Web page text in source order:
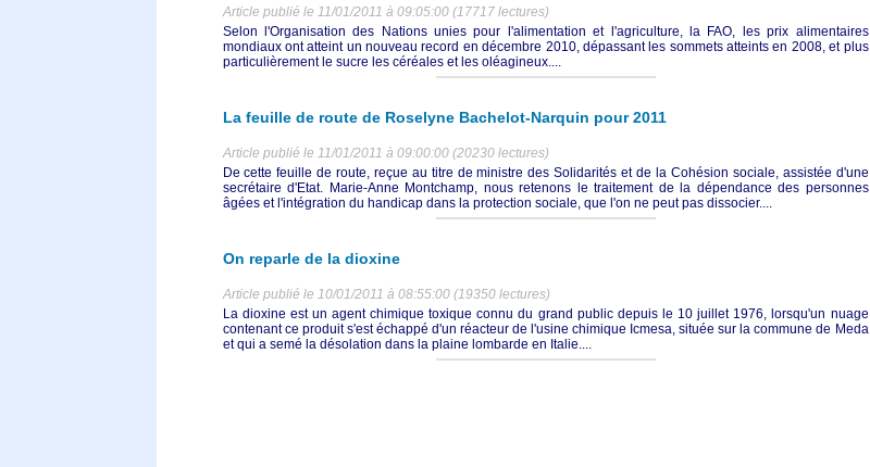
Article publié le 11/01/2011 à 09:05:00 (17717 lectures)
Selon l'Organisation des Nations unies pour l'alimentation et l'agriculture, la FAO, les prix alimentaires
mondiaux ont atteint un nouveau record en décembre 2010, dépassant les sommets atteints en 2008, et plus
particulièrement le sucre les céréales et les oléagineux....
La feuille de route de Roselyne Bachelot-Narquin pour 2011
Article publié le 11/01/2011 à 09:00:00 (20230 lectures)
De cette feuille de route, reçue au titre de ministre des Solidarités et de la Cohésion sociale, assistée d'une
secrétaire d'Etat. Marie-Anne Montchamp, nous retenons le traitement de la dépendance des personnes
âgées et l'intégration du handicap dans la protection sociale, que l'on ne peut pas dissocier....
On reparle de la dioxine
Article publié le 10/01/2011 à 08:55:00 (19350 lectures)
La dioxine est un agent chimique toxique connu du grand public depuis le 10 juillet 1976, lorsqu'un nuage
contenant ce produit s'est échappé d'un réacteur de l'usine chimique Icmesa, située sur la commune de Meda
et qui a semé la désolation dans la plaine lombarde en Italie....